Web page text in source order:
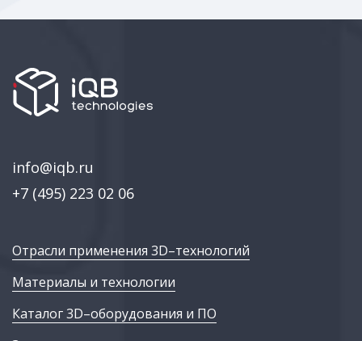
info@iqb.ru
+7 (495) 223 02 06
Отрасли применения 3D–технологий
Материалы и технологии
Каталог 3D–оборудования и ПО